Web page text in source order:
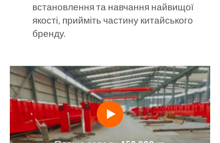
встановлення та навчання найвищої
якості, прийміть частину китайського
бренду.